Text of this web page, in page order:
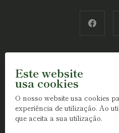
Este website
usa cookies
O nosso website usa cookies
experiência de utilização. Ao
que aceita a sua utilização.